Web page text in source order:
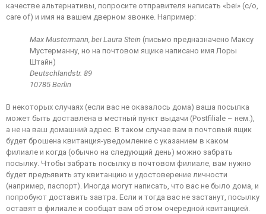
качестве альтернативы, попросите отправителя написать «bei» (c/o,
care of) и имя на вашем дверном звонке. Например:
Max Mustermann, bei Laura Stein (письмо предназначено Максу
Мустерманну, но на почтовом ящике написано имя Лоры
Штайн)
Deutschlandstr. 89
10785 Berlin
В некоторых случаях (если вас не оказалось дома) ваша посылка
может быть доставлена в местный пункт выдачи (Postfiliale – нем.),
а не на ваш домашний адрес. В таком случае вам в почтовый ящик
будет брошена квитанция-уведомление с указанием в каком
филиале и когда (обычно на следующий день) можно забрать
посылку. Чтобы забрать посылку в почтовом филиале, вам нужно
будет предъявить эту квитанцию и удостоверение личности
(например, паспорт). Иногда могут написать, что вас не было дома, и
попробуют доставить завтра. Если и тогда вас не застанут, посылку
оставят в филиале и сообщат вам об этом очередной квитанцией.